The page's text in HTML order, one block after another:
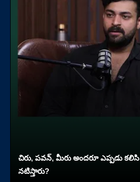
చిరు, పవన్, మీరు అందరూ ఎప్పడు కలిసి
నటిస్తారు?